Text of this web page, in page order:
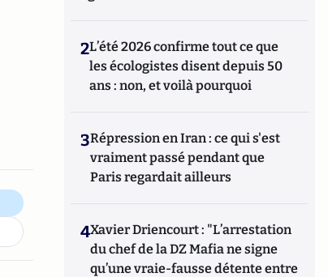
2L’été 2026 confirme tout ce que
les écologistes disent depuis 50
ans : non, et voilà pourquoi
3Répression en Iran : ce qui s'est
vraiment passé pendant que
Paris regardait ailleurs
4Xavier Driencourt : "L’arrestation
du chef de la DZ Mafia ne signe
qu’une vraie-fausse détente entre